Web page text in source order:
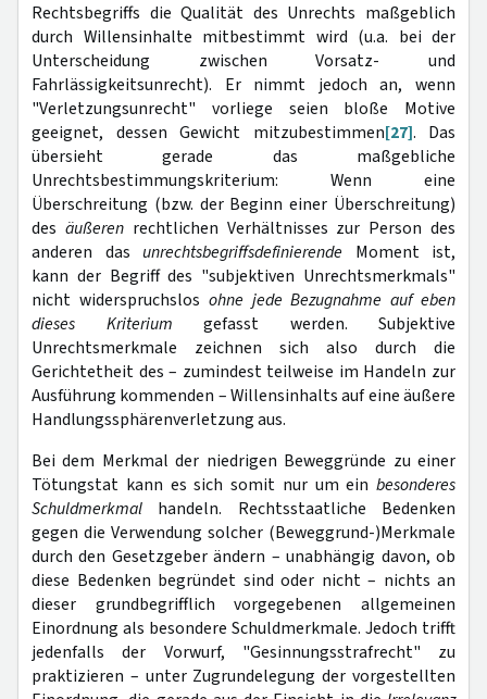
Rechtsbegriffs die Qualität des Unrechts maßgeblich
durch Willensinhalte mitbestimmt wird (u.a. bei der
Unterscheidung zwischen Vorsatz- und
Fahrlässigkeitsunrecht). Er nimmt jedoch an, wenn
"Verletzungsunrecht" vorliege seien bloße Motive
geeignet, dessen Gewicht mitzubestimmen[27]. Das
übersieht gerade das maßgebliche
Unrechtsbestimmungskriterium: Wenn eine
Überschreitung (bzw. der Beginn einer Überschreitung)
des äußerenrechtlichen Verhältnisses zur Person des
anderen das unrechtsbegriffsdefinierende Moment ist,
kann der Begriff des "subjektiven Unrechtsmerkmals"
nicht widerspruchslos ohne jede Bezugnahme auf eben
dieses Kriterium gefasst werden. Subjektive
Unrechtsmerkmale zeichnen sich also durch die
Gerichtetheit des – zumindest teilweise im Handeln zur
Ausführung kommenden – Willensinhalts auf eine äußere
Handlungssphärenverletzung aus.
Bei dem Merkmal der niedrigen Beweggründe zu einer
Tötungstat kann es sich somit nur um ein besonderes
Schuldmerkmal handeln. Rechtsstaatliche Bedenken
gegen die Verwendung solcher (Beweggrund-)Merkmale
durch den Gesetzgeber ändern – unabhängig davon, ob
diese Bedenken begründet sind oder nicht – nichts an
dieser grundbegrifflich vorgegebenen allgemeinen
Einordnung als besondere Schuldmerkmale. Jedoch trifft
jedenfalls der Vorwurf, "Gesinnungsstrafrecht" zu
praktizieren – unter Zugrundelegung der vorgestellten